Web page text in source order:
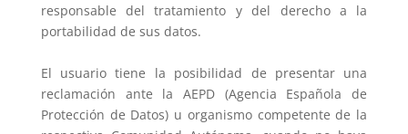
responsable del tratamiento y del derecho a la
portabilidad de sus datos.
El usuario tiene la posibilidad de presentar una
reclamación ante la AEPD (Agencia Española de
Protección de Datos) u organismo competente de la